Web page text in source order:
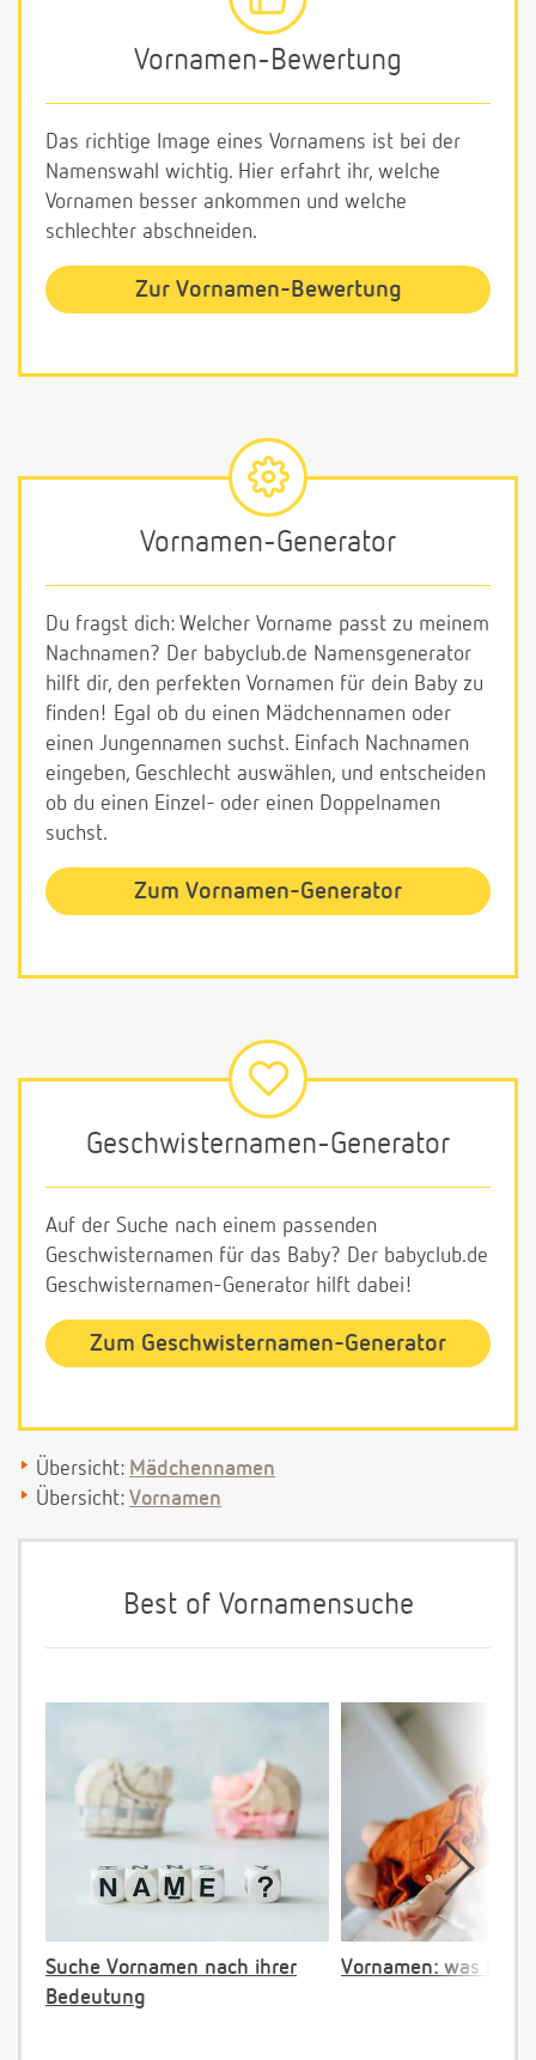
Vornamen-Bewertung
Das richtige Image eines Vornamens ist bei der
Namenswahl wichtig. Hier erfahrt ihr, welche
Vornamen besser ankommen und welche
schlechter abschneiden.
Zur Vornamen-Bewertung
Vornamen-Generator
Du fragst dich: Welcher Vorname passt zu meinem
Nachnamen? Der babyclub.de Namensgenerator
hilft dir, den perfekten Vornamen für dein Baby zu
finden! Egal ob du einen Mädchennamen oder
einen Jungennamen suchst. Einfach Nachnamen
eingeben, Geschlecht auswählen, und entscheiden
ob du einen Einzel- oder einen Doppelnamen
suchst.
Zum Vornamen-Generator
Geschwisternamen-Generator
Auf der Suche nach einem passenden
Geschwisternamen für das Baby? Der babyclub.de
Geschwisternamen-Generator hilft dabei!
Zum Geschwisternamen-Generator
Übersicht: Mädchennamen
Übersicht: Vornamen
Best of Vornamensuche
Suche Vornamen nach ihrer
Bedeutung
Vornamen: was ist